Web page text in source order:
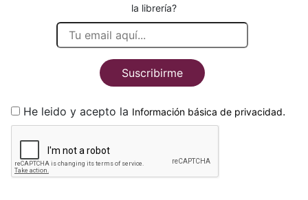
la librería?
Suscribirme
He leido y acepto la Información básica de privacidad.